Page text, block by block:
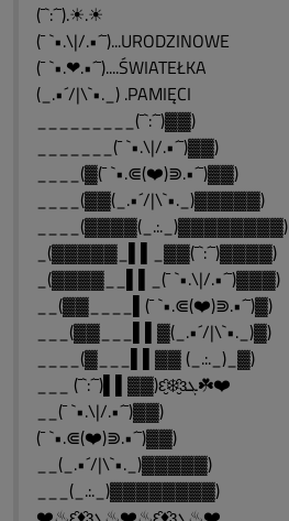
(¯`:´¯).☀.☀
(¯ `•.\|/.•´¯)...URODZINOWE
(¯ `•.❤.•´¯)....ŚWIATEŁKA
(_.•´/|\`•._) .PAMIĘCI
_________(¯`:´¯)▓▓)
_______(¯ `•.\|/.•´¯)▓▓)
____(▓(¯ `•.⋐(❤️)⋑.•´¯)▓▓)
____(▓▓(_.•´/|\`•._)▓▓▓▓▓)
____(▓▓▓▓(_.:._)▓▓▓▓▓▓▓▓)
_(▓▓▓▓▓_▌▌_▓▓(¯`:´¯)▓▓▓▓)
_(▓▓▓▓__▌▌_(¯ `•.\|/.•´¯)▓▓▓)
__(▓▓____▌(¯ `•.⋐(❤️)⋑.•´¯)▓)
___(▓▓___▌▌▓(_.•´/|\`•._)▓)
____(▓___▌▌▓▓ (_.:._)_▓)
___ (¯`:´¯)▌▌▓▓)ԑ̮̑❄️̮̑ɜܓ☘️❤️
__(¯ `•.\|/.•´¯)▓▓)
(¯ `•.⋐(❤️)⋑.•´¯)▓▓)
__(_.•´/|\`•._)▓▓▓▓▓)
___(_.:._)▓▓▓▓▓▓▓▓)